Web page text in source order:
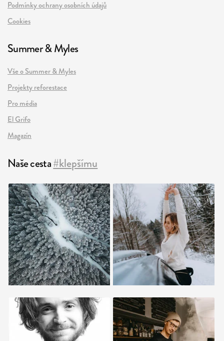
Podmínky ochrany osobních údajů
Cookies
Summer & Myles
Vše o Summer & Myles
Projekty reforestace
Pro média
El Grifo
Magazín
Naše cesta#klepšímu